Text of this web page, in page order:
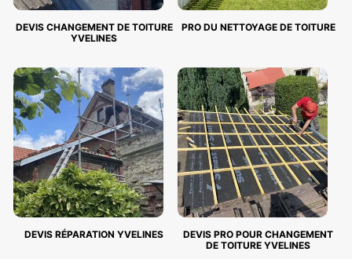
DEVIS CHANGEMENT DE TOITURE
YVELINES
PRO DU NETTOYAGE DE TOITURE
DEVIS RÉPARATION YVELINES
DEVIS PRO POUR CHANGEMENT
DE TOITURE YVELINES